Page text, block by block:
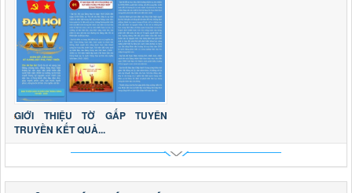
GIỚI THIỆU TỜ GẤP TUYÊN
TRUYỀN KẾT QUẢ...